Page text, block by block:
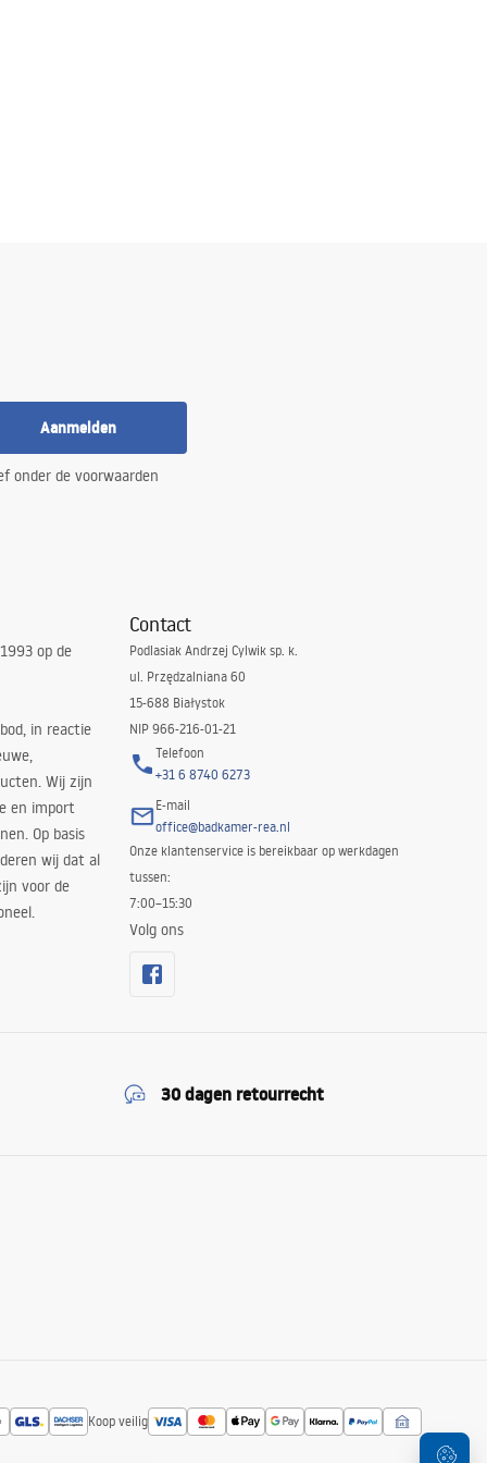
Aanmelden
onder de voorwaarden
op de
in reactie
Wij zijn
en import
Op basis
wij dat al
voor de
Contact
Podlasiak Andrzej Cylwik sp. k.
ul. Przędzalniana 60
15-688 Białystok
NIP 966-216-01-21
Telefoon
+31 6 8740 6273
E-mail
office@badkamer-rea.nl
Onze klantenservice is bereikbaar op werkdagen
tussen:
7:00–15:30
Volg ons
30 dagen retourrecht
Koop veilig